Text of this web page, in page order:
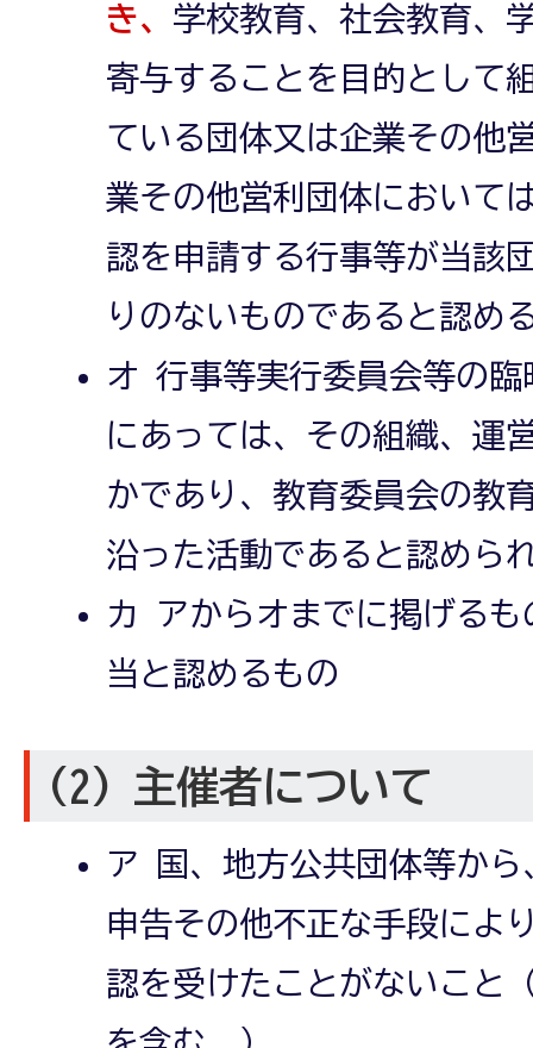
き、 学校教育、社会教育、
寄与することを目的として
ている団体又は企業その他
業その他営利団体において
認を申請する行事等が当該
りのないものであると認め
オ 行事等実行委員会等の
にあっては、その組織、運
かであり、教育委員会の教
沿った活動であると認めら
カ アからオまでに掲げる
当と認めるもの
(2) 主催者について
ア 国、地方公共団体等から
申告その他不正な手段によ
認を受けたことがないこと